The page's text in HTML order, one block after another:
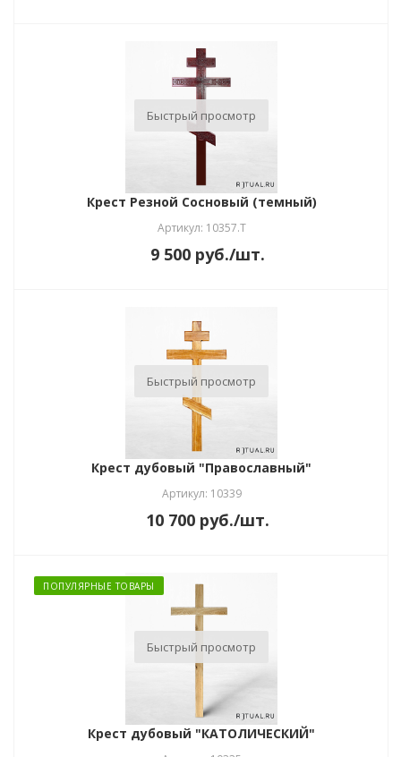
Быстрый просмотр
Крест Резной Сосновый (темный)
Артикул: 10357.Т
9 500 руб./шт.
Быстрый просмотр
Крест дубовый "Православный"
Артикул: 10339
10 700 руб./шт.
ПОПУЛЯРНЫЕ ТОВАРЫ
Быстрый просмотр
Крест дубовый "КАТОЛИЧЕСКИЙ"